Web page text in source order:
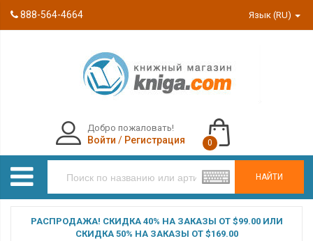
888-564-4664 Язык (RU)
НАЙТИ
Добро пожаловать!
Войти / Регистрация 0
РАСПРОДАЖА! СКИДКА 40% НА ЗАКАЗЫ ОТ $99.00 ИЛИ
СКИДКА 50% НА ЗАКАЗЫ ОТ $169.00